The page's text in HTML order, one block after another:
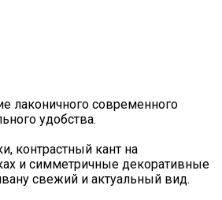
лаконичного современного
удобства.
контрастный кант на
и симметричные декоративные
свежий и актуальный вид.